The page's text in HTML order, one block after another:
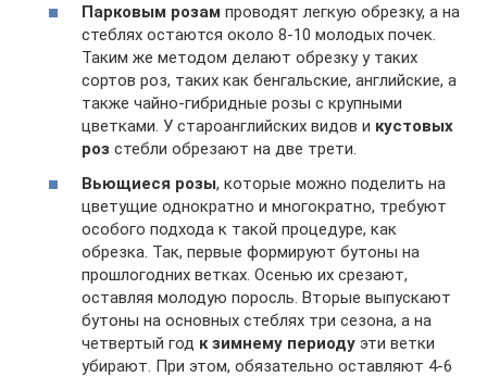
Парковым розам проводят легкую обрезку, а на
стеблях остаются около 8-10 молодых почек.
Таким же методом делают обрезку у таких
сортов роз, таких как бенгальские, английские, а
также чайно-гибридные розы с крупными
цветками. У староанглийских видов и кустовых
роз стебли обрезают на две трети.
Вьющиеся розы, которые можно поделить на
цветущие однократно и многократно, требуют
особого подхода к такой процедуре, как
обрезка. Так, первые формируют бутоны на
прошлогодних ветках. Осенью их срезают,
оставляя молодую поросль. Вторые выпускают
бутоны на основных стеблях три сезона, а на
четвертый год к зимнему периоду эти ветки
убирают. При этом, обязательно оставляют 4-6